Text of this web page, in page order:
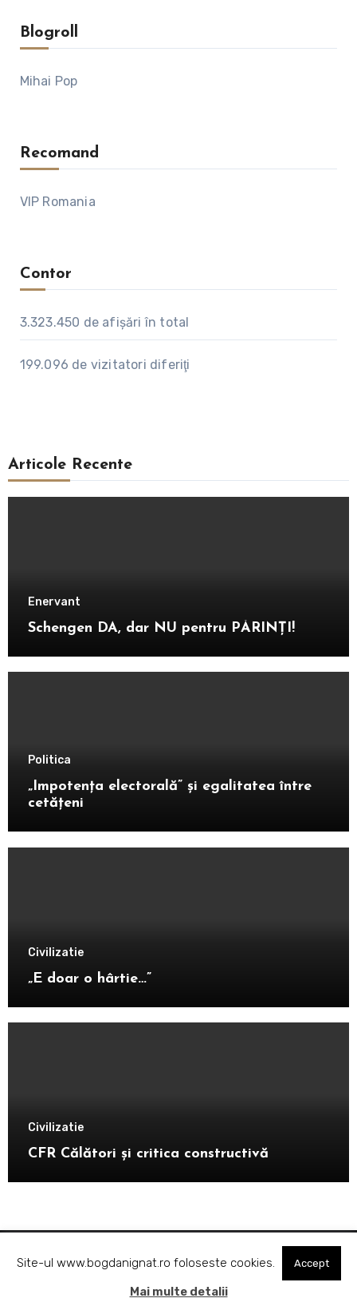
Blogroll
Mihai Pop
Recomand
VIP Romania
Contor
3.323.450 de afişări în total
199.096 de vizitatori diferiţi
Articole Recente
Enervant
Schengen DA, dar NU pentru PĂRINȚI!
Politica
„Impotența electorală” și egalitatea între
cetățeni
Civilizatie
„E doar o hârtie…”
Civilizatie
CFR Călători și critica constructivă
Despre viață cu Bogdan Ignat
Site-ul www.bogdanignat.ro foloseste cookies. Accept
Mai multe detalii